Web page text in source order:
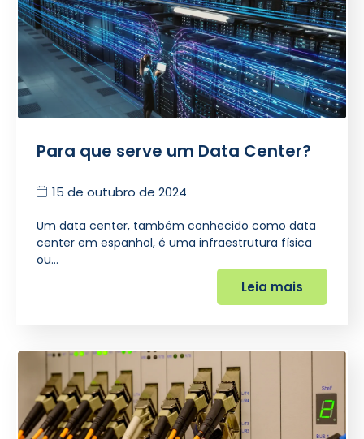
Para que serve um Data Center?
15 de outubro de 2024
Um data center, também conhecido como data
center em espanhol, é uma infraestrutura física
ou…
Leia mais